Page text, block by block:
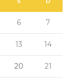
6 7
13 14
20 21